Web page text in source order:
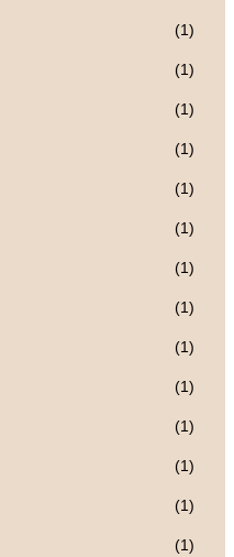
(1)
(1)
(1)
(1)
(1)
(1)
(1)
(1)
(1)
(1)
(1)
(1)
(1)
(1)